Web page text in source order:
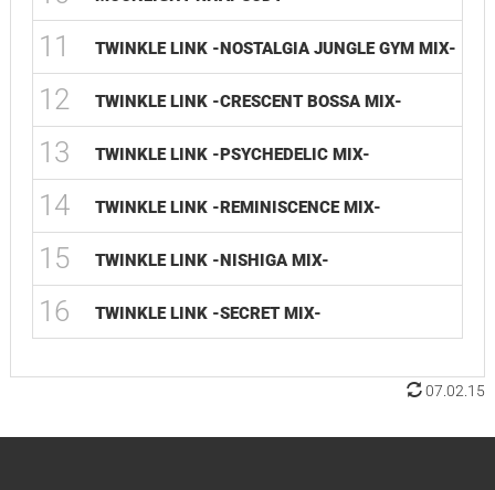
11 TWINKLE LINK -NOSTALGIA JUNGLE GYM MIX-
12 TWINKLE LINK -CRESCENT BOSSA MIX-
13 TWINKLE LINK -PSYCHEDELIC MIX-
14 TWINKLE LINK -REMINISCENCE MIX-
15 TWINKLE LINK -NISHIGA MIX-
16 TWINKLE LINK -SECRET MIX-
07.02.15